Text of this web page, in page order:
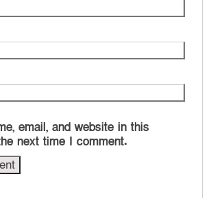
email, and website in this
next time I comment.